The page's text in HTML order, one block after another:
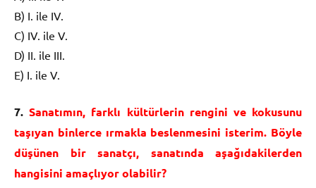
B) I. ile IV.
C) IV. ile V.
D) II. ile III.
E) I. ile V.
7. Sanatımın, farklı kültürlerin rengini ve kokusunu
taşıyan binlerce ırmakla beslenmesini isterim. Böyle
düşünen bir sanatçı, sanatında aşağıdakilerden
hangisini amaçlıyor olabilir?